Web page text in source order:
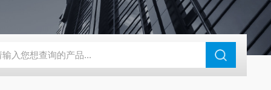
燥箱，烘箱控温范围300℃ DHG-9070B（70